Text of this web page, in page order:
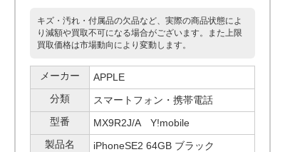
キズ・汚れ・付属品の欠品など、実際の商品状態によ
り減額や買取不可になる場合がございます。また上限
買取価格は市場動向により変動します。
メーカー
APPLE
分類
スマートフォン・携帯電話
型番
MX9R2J/A Y!mobile
製品名
iPhoneSE2 64GB ブラック